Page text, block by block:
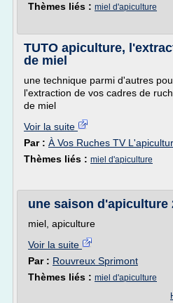
Thèmes liés : miel d'apiculture
TUTO apiculture,
de miel
une technique parmi d'autres
l'extraction de vos cadres de
de miel
Voir la suite
Par : À Vos Ruches TV
Thèmes liés : miel d'apiculture
une saison d'apiculture
miel, apiculture
Voir la suite
Par : Rouvreux Sprimont
Thèmes liés : miel d'apiculture